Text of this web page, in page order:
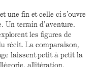
une fin et celle ci s’ouvre
Un terrain d’aventure.
les figures de
récit. La comparaison,
laissent petit à petit la
allitération,